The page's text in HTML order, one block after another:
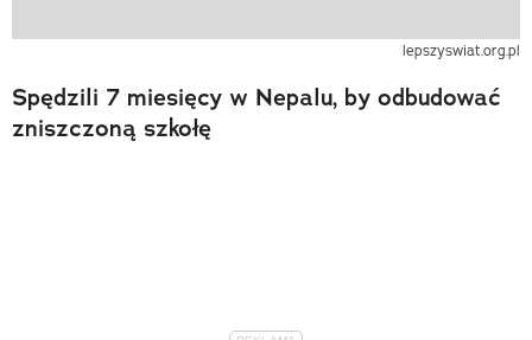
lepszyswiat.org.pl
Spędzili 7 miesięcy w Nepalu, by odbudować
zniszczoną szkołę